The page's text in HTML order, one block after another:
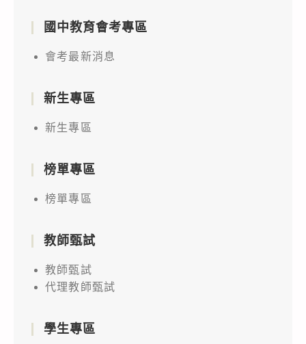
國中教育會考專區
會考最新消息
新生專區
新生專區
榜單專區
榜單專區
教師甄試
教師甄試
代理教師甄試
學生專區